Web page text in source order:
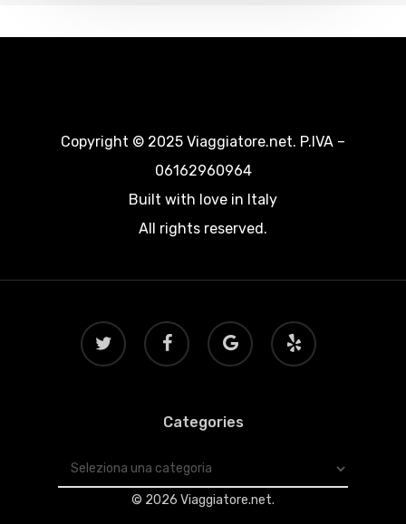
Copyright © 2025 Viaggiatore.net. P.IVA –
06162960964
Built with love in Italy
All rights reserved.
twitter facebook
google-
plus
yelp
Categories
Categories
© 2026 Viaggiatore.net.